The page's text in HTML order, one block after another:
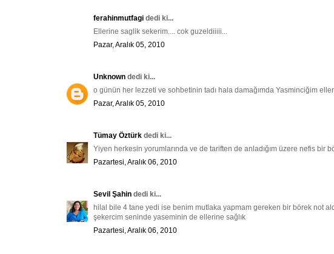
ferahinmutfagi dedi ki...
Ellerine saglik sekerim.... cok guzeldiiiii...
Pazar, Aralık 05, 2010
Unknown dedi ki...
o günün her lezzeti ve sohbetinin tadı hala damağımda Yasminciğim
Pazar, Aralık 05, 2010
Tümay Öztürk dedi ki...
Yiyen herkesin yorumlarında ve de tariften de anladığım üzere nefis bir
Pazartesi, Aralık 06, 2010
Sevil Şahin dedi ki...
hilal bile 4 tane yedi ise benim mutlaka yapmam gereken bir börek not
şekercim seninde yaseminin de ellerine sağlık
Pazartesi, Aralık 06, 2010